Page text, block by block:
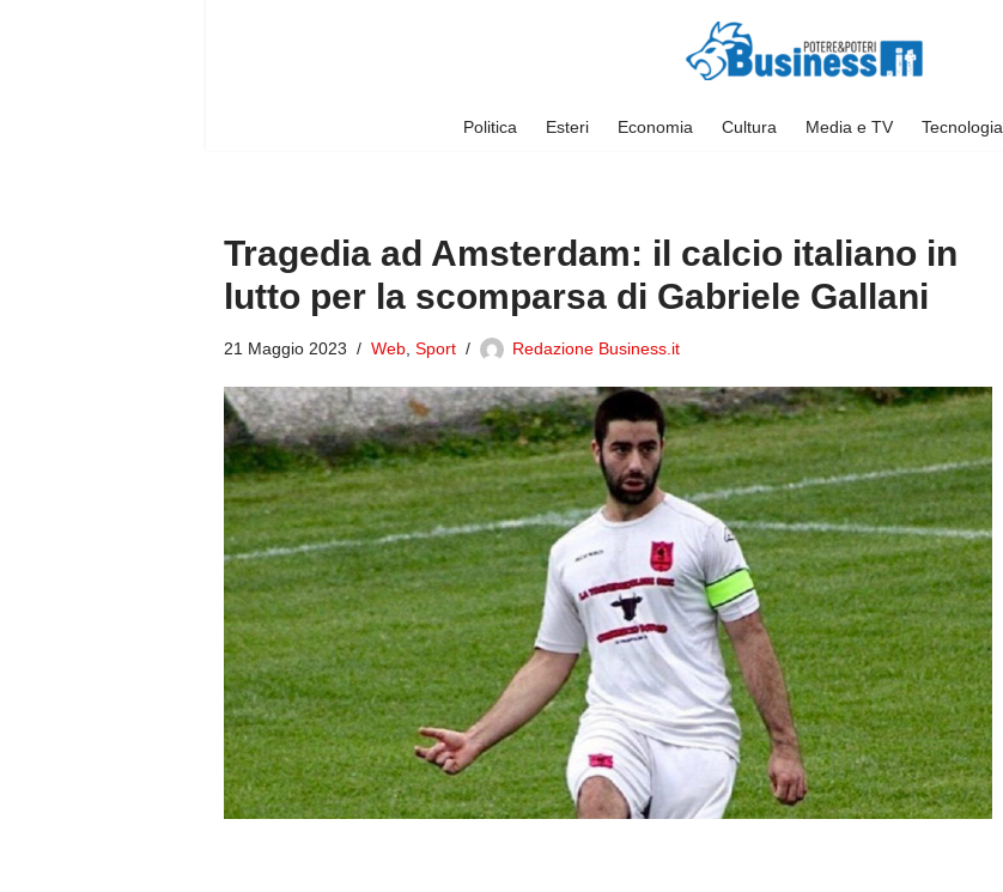
Politica Esteri Economia Cultura Media e TV Tecnologia
Tragedia ad Amsterdam: il calcio italiano in
lutto per la scomparsa di Gabriele Gallani
21 Maggio 2023 Web Sport Redazione Business.it